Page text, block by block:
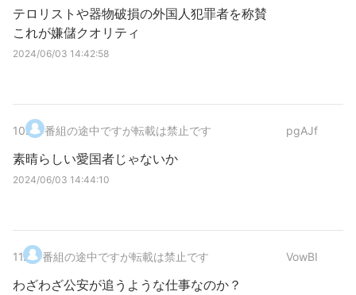
テロリストや器物破損の外国人犯罪者を称賛
これが嫌儲クオリティ
2024/06/03 14:42:58
10. 番組の途中ですが転載は禁止です pgAJf
素晴らしい愛国者じゃないか
2024/06/03 14:44:10
11. 番組の途中ですが転載は禁止です VowBI
わざわざ公安が追うような仕事なのか？